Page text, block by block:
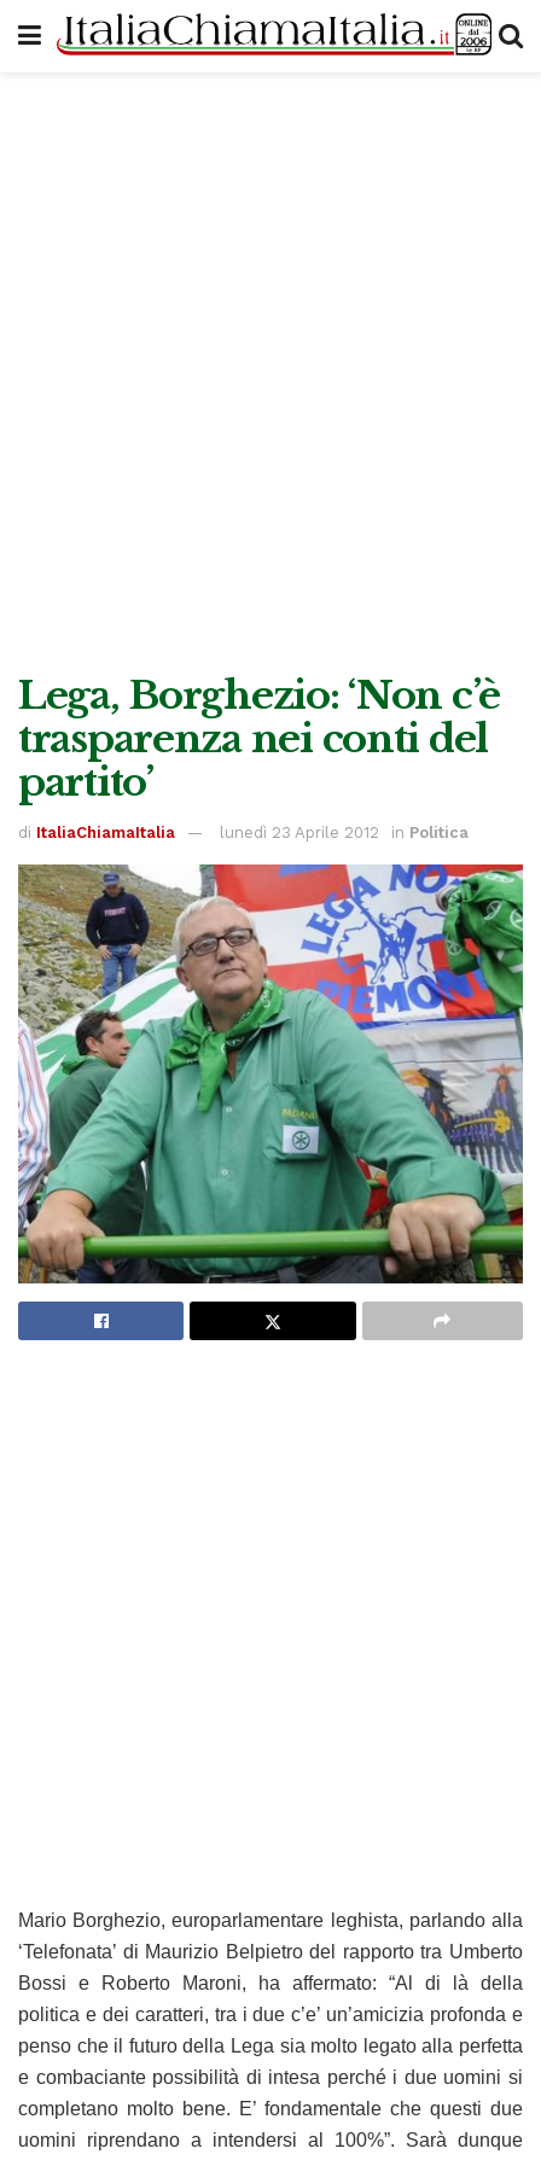
Lega, Borghezio: ‘Non c’è
trasparenza nei conti del
partito’
di ItaliaChiamaItalia lunedì 23 Aprile 2012 in Politica
Mario Borghezio, europarlamentare leghista, parlando alla
‘Telefonata’ di Maurizio Belpietro del rapporto tra Umberto
Bossi e Roberto Maroni, ha affermato: “Al di là della
politica e dei caratteri, tra i due c’e’ un’amicizia profonda e
penso che il futuro della Lega sia molto legato alla perfetta
e combaciante possibilità di intesa perché i due uomini si
completano molto bene. E’ fondamentale che questi due
uomini riprendano a intendersi al 100%”. Sarà dunque